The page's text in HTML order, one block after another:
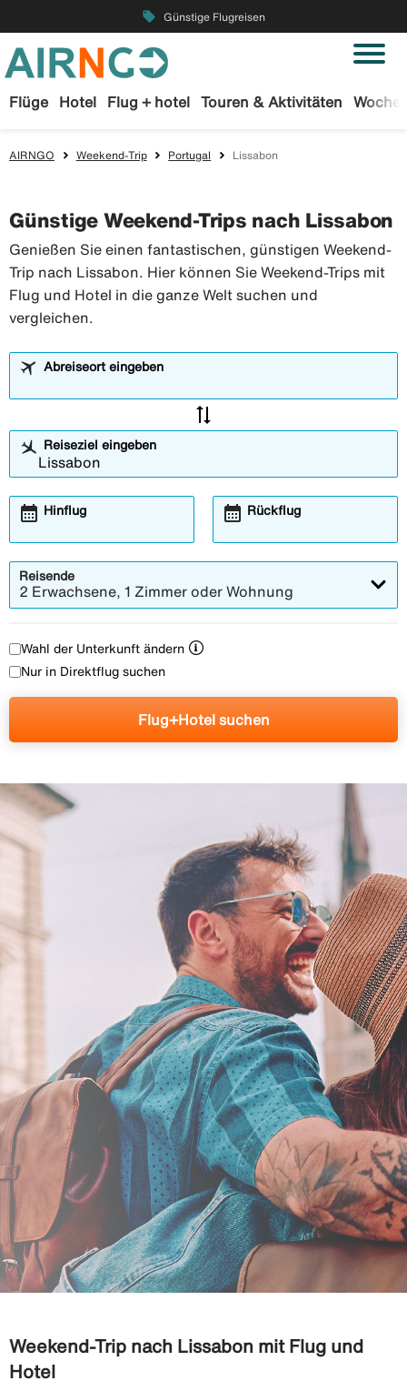
local_offer Günstige Flugreisen
Flüge Hotel Flug + hotel Touren & Aktivitäten
AIRNGO Weekend-Trip Portugal Lissabon
Günstige Weekend-Trips nach Lissabon
Genießen Sie einen fantastischen, günstigen Weekend-
Trip nach Lissabon. Hier können Sie Weekend-Trips mit
Flug und Hotel in die ganze Welt suchen und
vergleichen.
Abreiseort eingeben
sync_alt
Reiseziel eingeben
Hinflug
calendar_month Rückflug
calendar_month
Reisende
2 Erwachsene, 1 Zimmer oder Wohnung
Wahl der Unterkunft ändern
Nur in Direktflug suchen
Flug+Hotel suchen
Weekend-Trip nach Lissabon mit Flug und
Hotel